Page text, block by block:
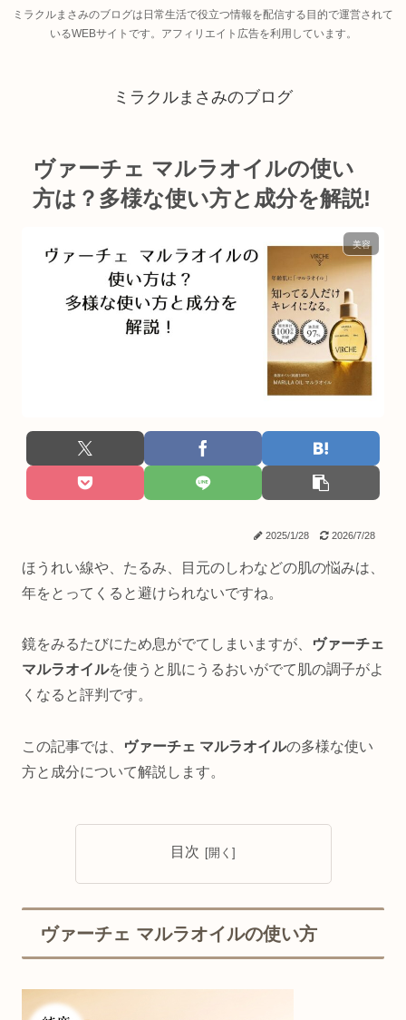
ミラクルまさみのブログは日常生活で役立つ情報を配信する目的で運営されて
いるWEBサイトです。アフィリエイト広告を利用しています。
ミラクルまさみのブログ
ヴァーチェ マルラオイルの使い
方は？多様な使い方と成分を解説!
美容
2025/1/28 2026/7/28
ほうれい線や、たるみ、目元のしわなどの肌の悩みは、
年をとってくると避けられないですね。
鏡をみるたびにため息がでてしまいますが、
ヴァーチェ
マルラオイルを使うと肌にうるおいがでて肌の調子がよ
くなると評判です。
この記事では、 ヴァーチェ マルラオイルの多様な使い
方と成分について解説します。
目次
ヴァーチェ マルラオイルの使い方